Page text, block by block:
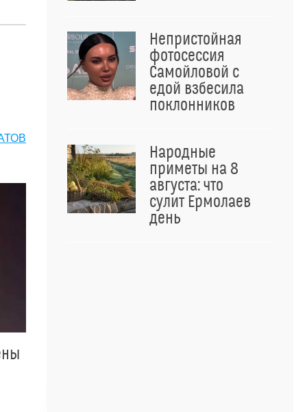
Непристойная
фотосессия
Самойловой с
едой взбесила
поклонников
Народные
приметы на 8
августа: что
сулит Ермолаев
день